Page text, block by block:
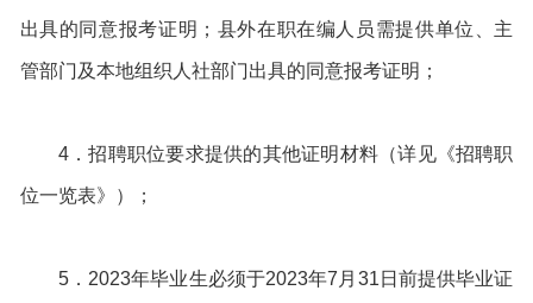
出具的同意报考证明；县外在职在编人员需提供单位、主
管部门及本地组织人社部门出具的同意报考证明；
4．招聘职位要求提供的其他证明材料（详见《招聘职
位一览表》）；
5．2023年毕业生必须于2023年7月31日前提供毕业证